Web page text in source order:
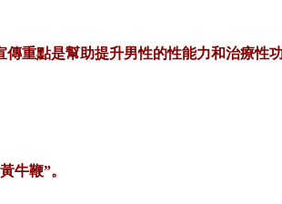
重點是幫助提升男性的性能力和治療
牛鞭”。